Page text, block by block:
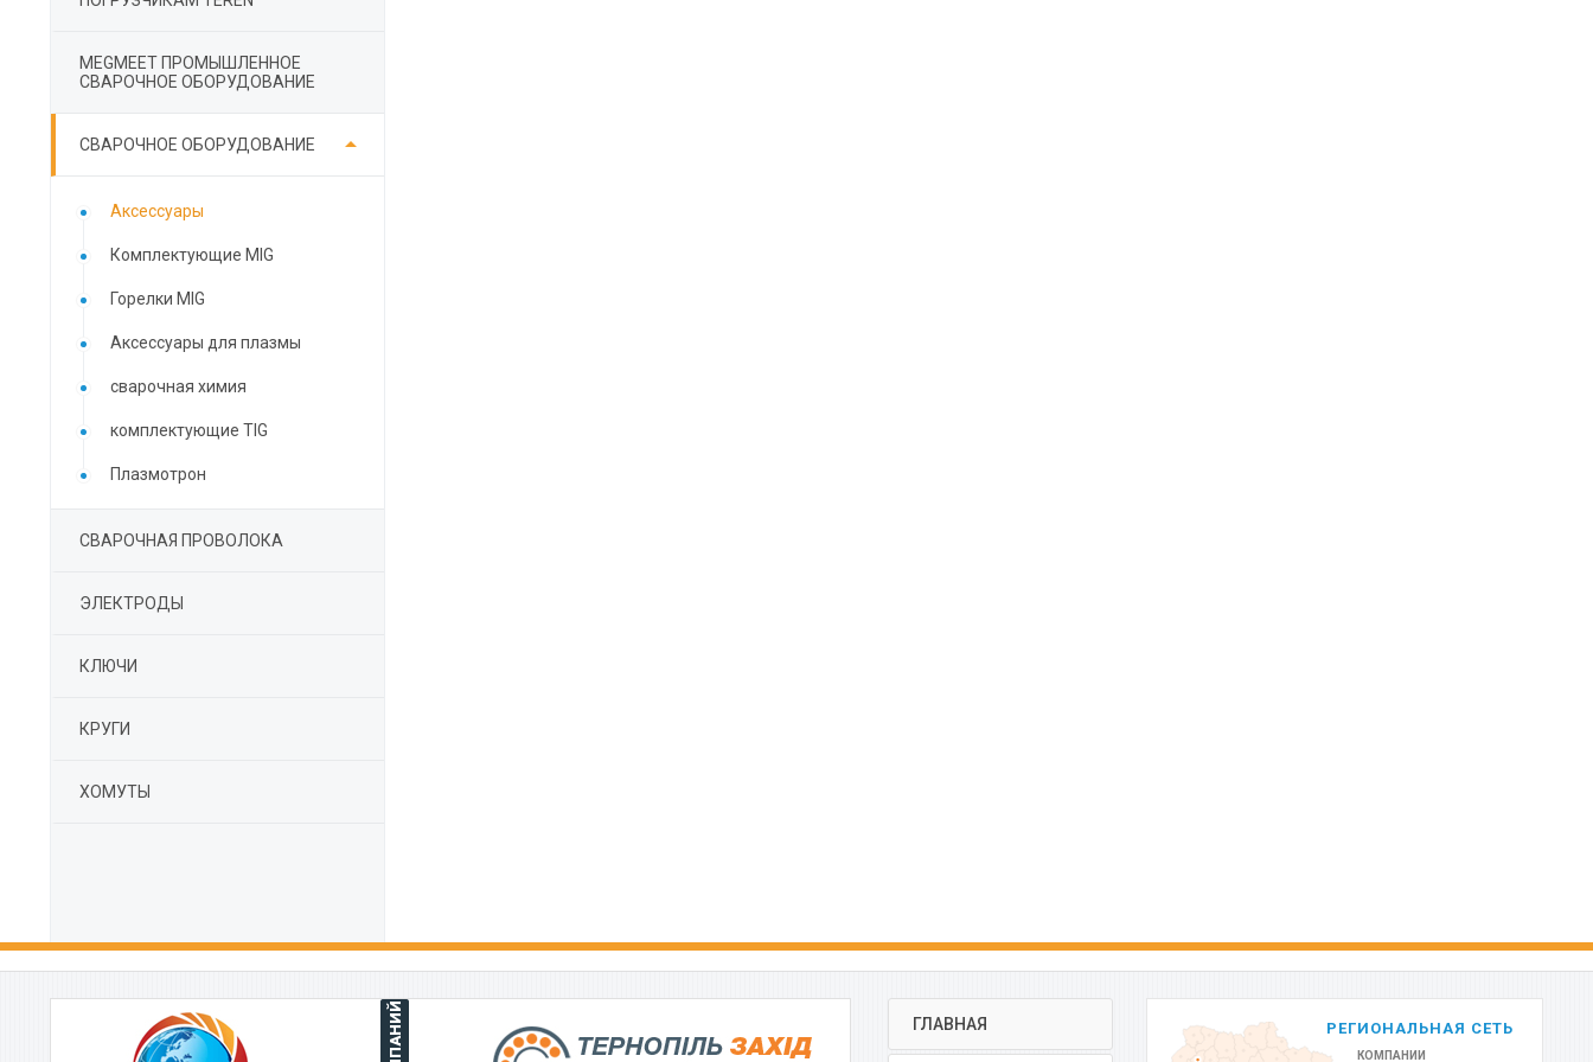
MEGMEET ПРОМЫШЛЕННОЕ
СВАРОЧНОЕ ОБОРУДОВАНИЕ
СВАРОЧНОЕ ОБОРУДОВАНИЕ 
Аксессуары
Комплектующие MIG
Горелки MIG
Аксессуары для плазмы
сварочная химия
комплектующие TIG
Плазмотрон
СВАРОЧНАЯ ПРОВОЛОКА
ЭЛЕКТРОДЫ
КЛЮЧИ
КРУГИ
ХОМУТЫ
ГЛАВНАЯ РЕГИОНАЛЬНАЯ СЕТЬ
КОМПАНИИ